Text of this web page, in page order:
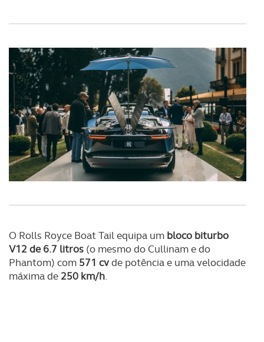
disponibilizados.
Consulte a política de cookies do site.
O Rolls Royce Boat Tail equipa um bloco biturbo
V12 de 6.7 litros (o mesmo do Cullinam e do
Phantom) com 571 cvde potência e uma velocidade
máxima de 250 km/h.